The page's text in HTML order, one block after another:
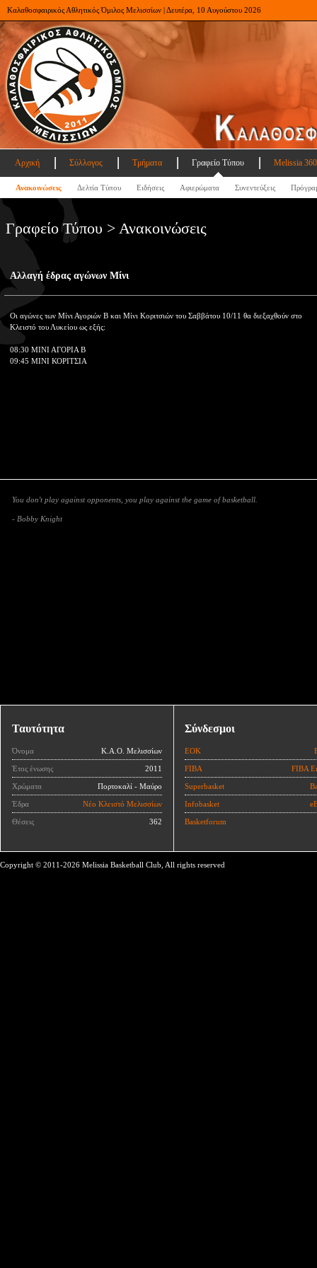
Καλαθοσφαιρικός Αθλητικός Όμιλος Μελισσίων | Δευτέρα, 10 Αυγούστου 2026
Αρχική Σύλλογος Τμήματα Γραφείο Τύπου Melissia
Ανακοινώσεις Δελτία Τύπου Ειδήσεις Αφιερώματα Συνεντεύξεις
Γραφείο Τύπου > Ανακοινώσεις
Αλλαγή έδρας αγώνων Μίνι
Οι αγώνες των Μίνι Αγοριών Β και Μίνι Κοριτσιών του Σαββάτου 10/11 θα διεξαχθούν στο
Κλειστό του Λυκείου ως εξής:
08:30 ΜΙΝΙ ΑΓΟΡΙΑ Β
09:45 ΜΙΝΙ ΚΟΡΙΤΣΙΑ
You don't play against opponents, you play against the game of basketball.
- Bobby Knight
Ταυτότητα
Όνομα Κ.Α.Ο. Μελισσίων
Έτος ένωσης 2011
Χρώματα Πορτοκαλί - Μαύρο
Έδρα Νέο Κλειστό Μελισσίων
Θέσεις 362
Σύνδεσμοι
ΕΟΚ
FIBA FIBA
Superbasket
Infobasket
Basketforum
Copyright © 2011-2026 Melissia Basketball Club, All rights reserved